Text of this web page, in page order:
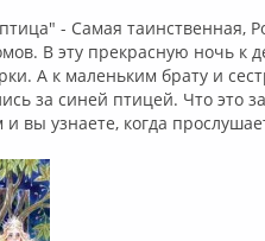
- Самая таинственная,
В эту прекрасную ночь к
А к маленьким брату и
за синей птицей. Что это
вы узнаете, когда